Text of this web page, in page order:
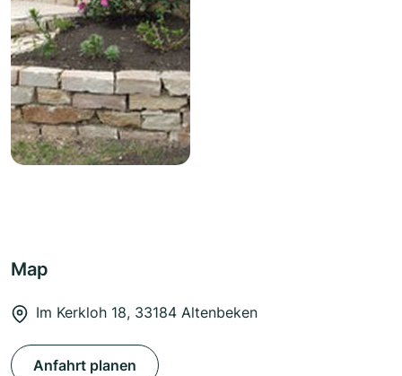
Map
Im Kerkloh 18, 33184 Altenbeken
Anfahrt planen